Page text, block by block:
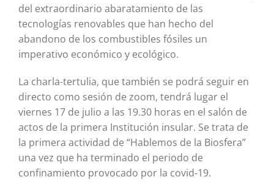
del extraordinario abaratamiento de las
tecnologías renovables que han hecho del
abandono de los combustibles fósiles un
imperativo económico y ecológico.
La charla-tertulia, que también se podrá seguir en
directo como sesión de zoom, tendrá lugar el
viernes 17 de julio a las 19.30 horas en el salón de
actos de la primera Institución insular. Se trata de
la primera actividad de “Hablemos de la Biosfera”
una vez que ha terminado el periodo de
confinamiento provocado por la covid-19.